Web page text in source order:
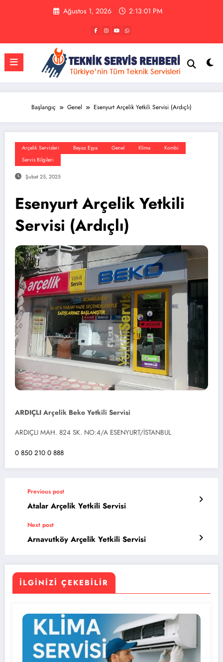
Ağustos 1, 2026 2:13:01 PM
Başlangıç Genel Esenyurt Arçelik Yetkili Servisi (Ardıçlı)
Arçelik Servisleri Beyaz Eşya Genel Klima
Kombi
Servis Bilgileri
Şubat 25, 2025
Esenyurt Arçelik Yetkili
Servisi (Ardıçlı)
ARDIÇLI Arçelik Beko Yetkili Servisi
ARDIÇLI MAH. 824 SK. NO:4/A ESENYURT/İSTANBUL
0 850 210 0 888
Previous post
Atalar Arçelik Yetkili Servisi
Next post
Arnavutköy Arçelik Yetkili Servisi
İLGINIZI ÇEKEBILIR